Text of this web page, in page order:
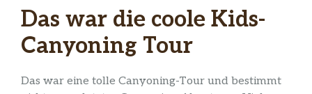
Das war die coole Kids-
Canyoning Tour
Das war eine tolle Canyoning-Tour und bestimmt